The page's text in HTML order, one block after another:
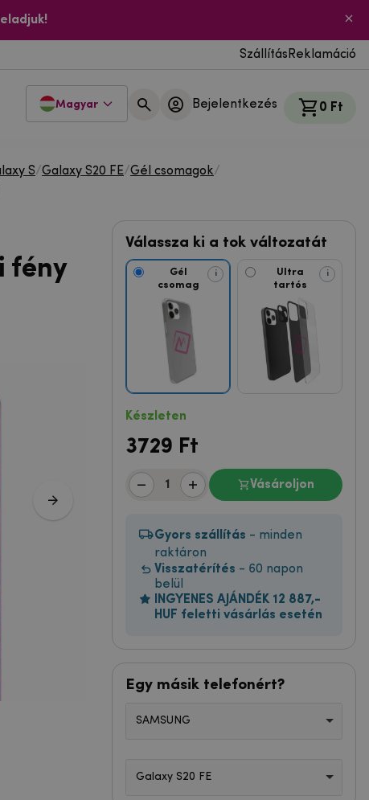
Szállítás Reklamáció
Magyar Bejelentkezés 0 Ft
S/Galaxy S20 FE/Gél csomagok/
fény
Válassza ki a tok változatát
Gél
csomag
i
Ultra
tartós
i
Készleten
3729 Ft
Vásároljon
Gyors szállítás - minden
raktáron
Visszatérítés - 60 napon
belül
INGYENES AJÁNDÉK 12 887,-
HUF feletti vásárlás esetén
Egy másik telefonért?
SAMSUNG
Galaxy S20 FE